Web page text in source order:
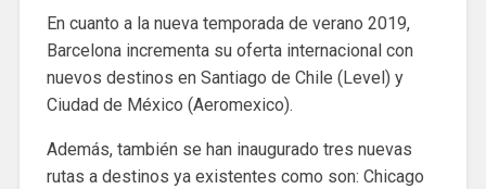
En cuanto a la nueva temporada de verano 2019,
Barcelona incrementa su oferta internacional con
nuevos destinos en Santiago de Chile (Level) y
Ciudad de México (Aeromexico).
Además, también se han inaugurado tres nuevas
rutas a destinos ya existentes como son: Chicago